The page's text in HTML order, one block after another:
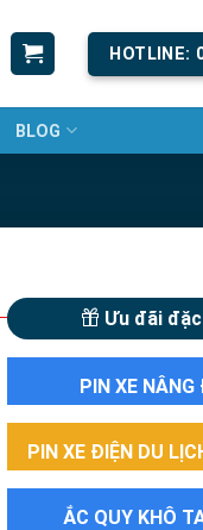
HOTLINE:
BLOG
Ưu đãi
PIN XE NÂNG
PIN XE ĐIỆN DU
ẮC QUY KHÔ